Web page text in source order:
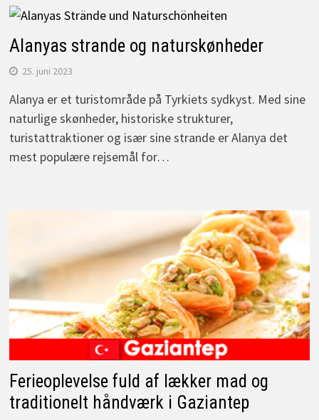
Alanyas strande og naturskønheder
25. juni 2023
Alanya er et turistområde på Tyrkiets sydkyst. Med sine
naturlige skønheder, historiske strukturer,
turistattraktioner og især sine strande er Alanya det
mest populære rejsemål for…
Ferieoplevelse fuld af lækker mad og
traditionelt håndværk i Gaziantep